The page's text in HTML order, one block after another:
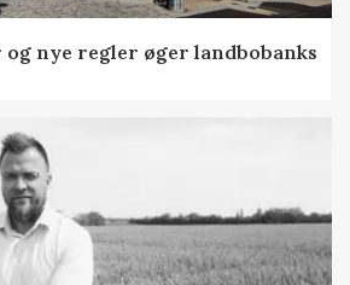
nye regler øger landbobanks